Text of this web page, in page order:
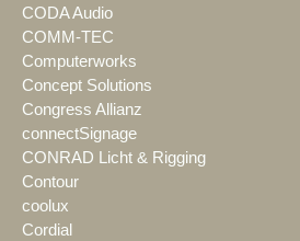
CODA Audio
COMM-TEC
Computerworks
Concept Solutions
Congress Allianz
connectSignage
CONRAD Licht & Rigging
Contour
coolux
Cordial